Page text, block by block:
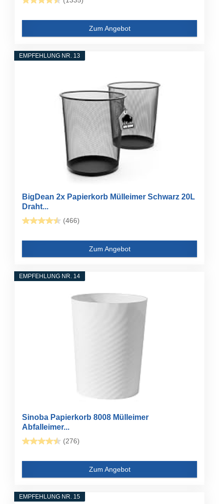
Zum Angebot
EMPFEHLUNG NR. 13
BigDean 2x Papierkorb Mülleimer Schwarz 20L
Draht...
(466)
Zum Angebot
EMPFEHLUNG NR. 14
Sinoba Papierkorb 8008 Mülleimer
Abfalleimer...
(276)
Zum Angebot
EMPFEHLUNG NR. 15